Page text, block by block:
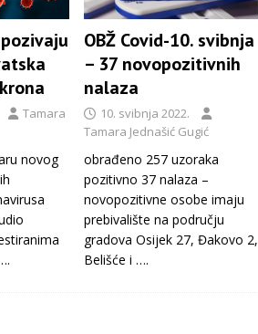
Tamara
novog
OBŽ Covid-10. svibnja
– 37 novopozitivnih
nalaza
10. svibnja 2022.
Tamara Jednašić Gugić
obrađeno 257 uzoraka
pozitivno 37 nalaza –
novopozitivne osobe imaju
prebivalište na području
gradova Osijek 27, Đakovo 2,
Belišće i ….